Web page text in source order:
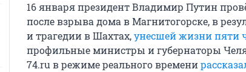
16 января президент Владимир Путин
после взрыва дома в Магнитогорске, в
и трагедии в Шахтах,унесшей жизни пяти
профильные министры и губернаторы
74.ru в режиме реального времени